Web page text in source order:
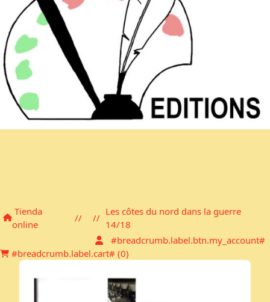
Tienda
online
// //
Les côtes du nord dans la guerre
14/18
#breadcrumb.label.btn.my_account#
#breadcrumb.label.cart# (0)